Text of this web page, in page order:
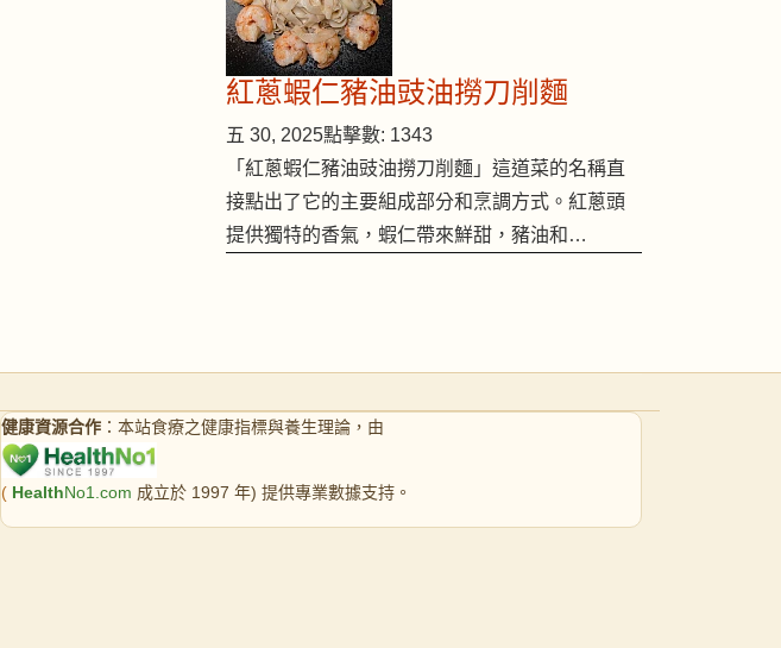
紅蔥蝦仁豬油豉油撈刀削麵
五 30, 2025點擊數: 1343
「紅蔥蝦仁豬油豉油撈刀削麵」這道菜的名稱直
接點出了它的主要組成部分和烹調方式。紅蔥頭
提供獨特的香氣，蝦仁帶來鮮甜，豬油和…
健康資源合作 ：本站食療之健康指標與養生理論，由
( HealthNo1.com 成立於 1997 年) 提供專業數據支持。